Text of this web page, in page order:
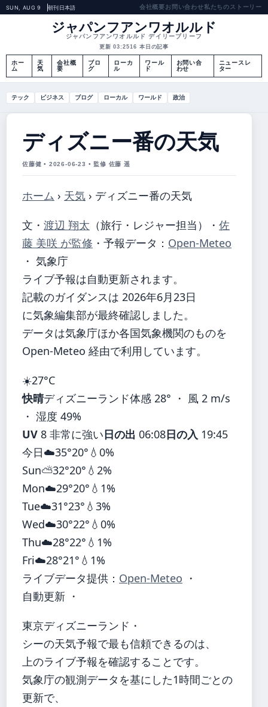
SUN, AUG 9 朝刊日本語 会社概要お問い合わせ私たちのストーリー
ジャパンフアンワオルルド
ジャパンフアンワオルルド デイリーブリーフ
更新 03:2516 本日の記事
ホー
ム
天
気
会社概
要
ブロ
グ
ローカ
ル
ワール
ド
お問い合
わせ
ニュースレ
ター
テック ビジネス ブログ ローカル ワールド 政治
ディズニー番の天気
佐藤健 • 2026-06-23 • 監修 佐藤 遥
ホーム › 天気 › ディズニー番の天気
文・ 渡辺 翔太 （旅行・レジャー担当） ・ 佐
藤 美咲 が監修 ・ 予報データ： Open-Meteo
・ 気象庁
ライブ予報は自動更新されます。
記載のガイダンスは 2026年6月23日
に気象編集部が最終確認しました。
データは気象庁ほか各国気象機関のものを
Open-Meteo 経由で利用しています。
☀️27°C
快晴ディズニーランド体感 28° ・ 風 2 m/s
・ 湿度 49%
UV 8 非常に強い日の出 06:08日の入 19:45
今日☁️35°20° 💧0%
Sun⛅32°20° 💧2%
Mon☁️29°20° 💧1%
Tue☁️31°23° 💧3%
Wed☁️30°22° 💧0%
Thu☁️28°22° 💧1%
Fri☁️28°21° 💧1%
ライブデータ提供： Open-Meteo ・
自動更新 ・
東京ディズニーランド・
シーの天気予報で最も信頼できるのは、
上のライブ予報を確認することです。
気象庁の観測データを基にした1時間ごとの
更新で、